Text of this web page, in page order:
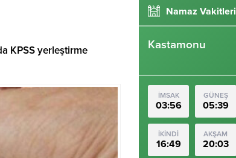
KPSS yerleştirme
Namaz Vakitleri
Kastamonu
İMSAK
03:56
GÜNEŞ
05:39
İKİNDİ
16:49
AKŞAM
20:03